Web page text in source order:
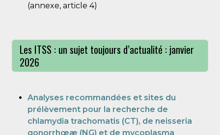
(annexe, article 4)
Les ITSS : un sujet toujours d’actualité : janvier
2026
Analyses recommandées et sites du
prélèvement pour la recherche de
chlamydia trachomatis (CT), de neisseria
gonorrhœæ (NG) et de mycoplasma